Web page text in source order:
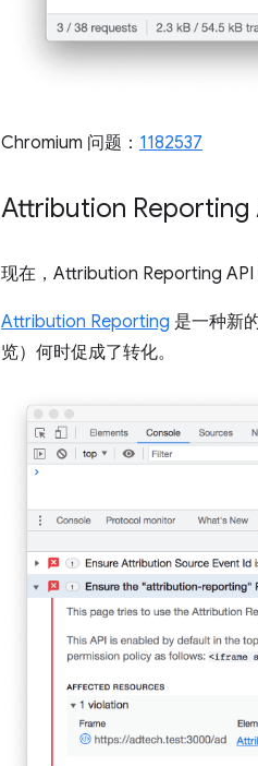
Chromium 问题： 1182537
Attribution Reporting
现在，Attribution Reporting API
Attribution Reporting 是一种新
览）何时促成了转化。